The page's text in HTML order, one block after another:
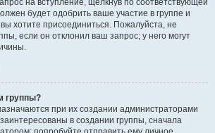
на вступление, щёлкнув по соответствующей
будет одобрить ваше участие в группе и
хотите присоединиться. Пожалуйста, не
если он отклонил ваш запрос; у него могут
группы?
при их создании администраторами
в создании группы, сначала